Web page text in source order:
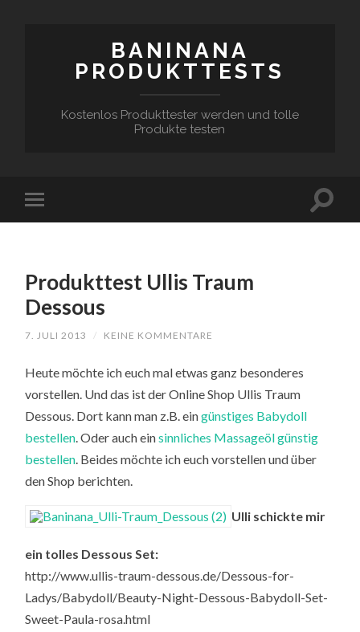
BANINANA
PRODUKTTESTS
Kostenlos Produkttester werden und tolle
Produkte testen
Produkttest Ullis Traum
Dessous
7. JULI 2013 / KEINE KOMMENTARE
Heute möchte ich euch mal etwas ganz besonderes
vorstellen. Und das ist der Online Shop Ullis Traum
Dessous. Dort kann man z.B. eingünstiges Babydoll
bestellen . Oder auch einsinnliches Massageöl günstig
bestellen . Beides möchte ich euch vorstellen und über
den Shop berichten.
Ulli schickte mir
ein tolles Dessous Set:
http://www.ullis-traum-dessous.de/Dessous-for-
Ladys/Babydoll/Beauty-Night-Dessous-Babydoll-Set-
Sweet-Paula-rosa.html